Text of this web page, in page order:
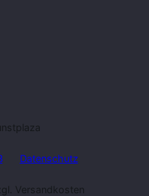
Datenschutz
Versandkosten